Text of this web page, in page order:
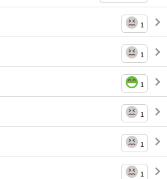
1
1
1
1
1
1